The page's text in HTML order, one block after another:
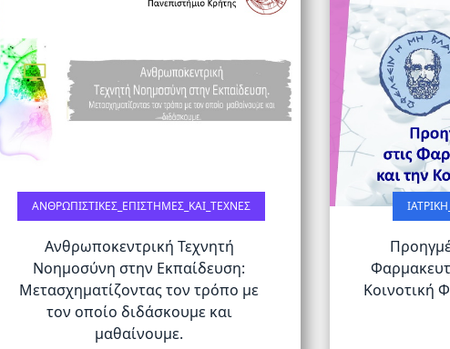
ΑΝΘΡΩΠΙΣΤΙΚΈΣ_ΕΠΙΣΤΉΜΕΣ_ΚΑΙ_ΤΈΧΝΕΣ
Ανθρωποκεντρική Τεχνητή
Νοημοσύνη στην Εκπαίδευση:
Μετασχηματίζοντας τον τρόπο με
τον οποίο διδάσκουμε και
μαθαίνουμε.
Κοινοτική